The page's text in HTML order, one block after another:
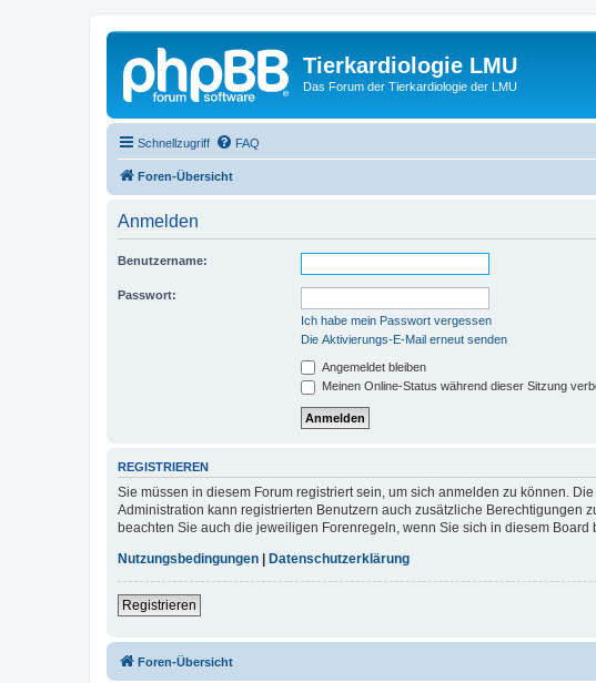
Tierkardiologie LMU
Das Forum der Tierkardiologie der LMU
Schnellzugriff FAQ
Foren-Übersicht
Anmelden
Benutzername:
Passwort:
Ich habe mein Passwort vergessen
Die Aktivierungs-E-Mail erneut senden
Angemeldet bleiben
Meinen Online-Status während dieser Sitzung
REGISTRIEREN
Sie müssen in diesem Forum registriert sein, um sich anmelden zu können.
Administration kann registrierten Benutzern auch zusätzliche
beachten Sie auch die jeweiligen Forenregeln, wenn Sie sich in diesem Board
Nutzungsbedingungen
Datenschutzerklärung
Registrieren
Foren-Übersicht